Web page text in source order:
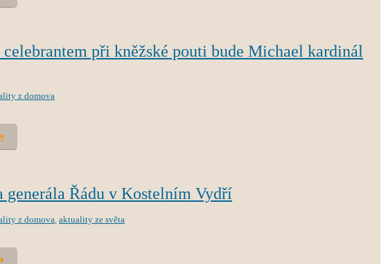
při kněžské pouti bude Michael kardinál
z domova
generála Řádu v Kostelním Vydří
z domova, aktuality ze světa